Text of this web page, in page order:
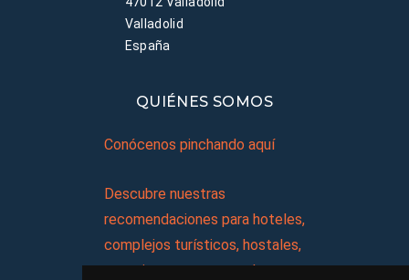
Valladolid
España
QUIÉNES SOMOS
Conócenos pinchando aquí
Descubre nuestras
recomendaciones para hoteles,
complejos turísticos, hostales,
vacaciones, paquetes de